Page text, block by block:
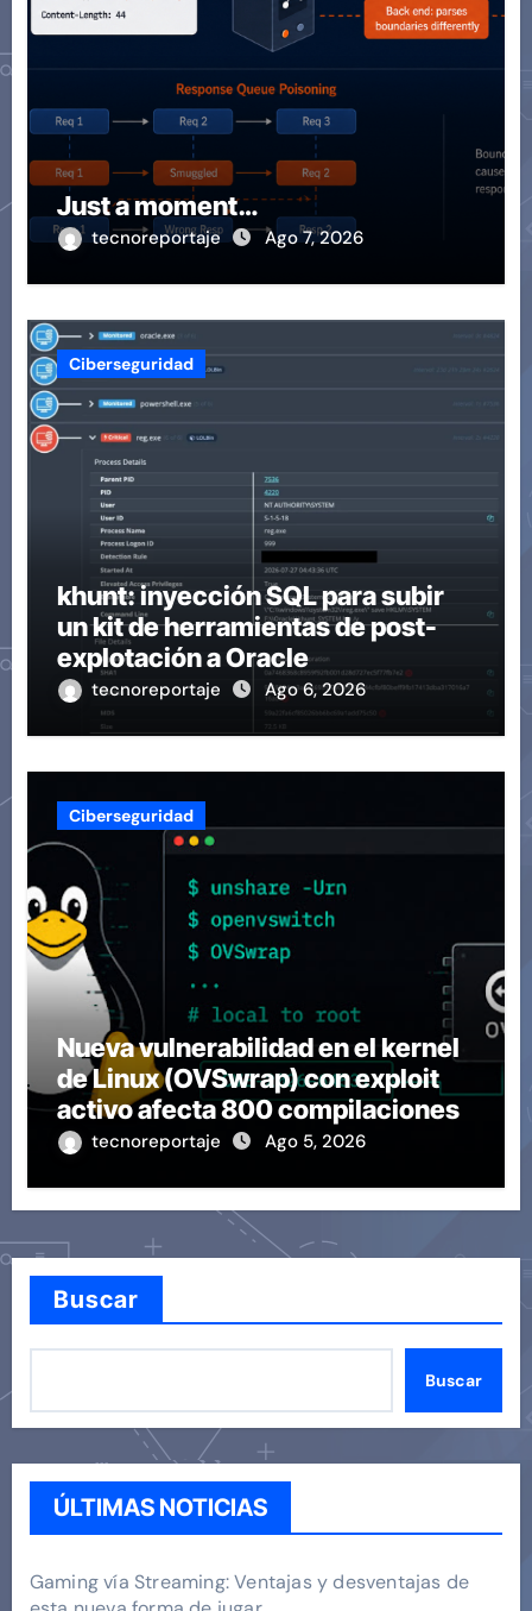
Just a moment…
tecnoreportaje Ago 7, 2026
Ciberseguridad
khunt: inyección SQL para subir
un kit de herramientas de post-
explotación a Oracle
tecnoreportaje Ago 6, 2026
Ciberseguridad
Nueva vulnerabilidad en el kernel
de Linux (OVSwrap) con exploit
activo afecta 800 compilaciones
tecnoreportaje Ago 5, 2026
Buscar
Buscar
ÚLTIMAS NOTICIAS
Gaming vía Streaming: Ventajas y desventajas de